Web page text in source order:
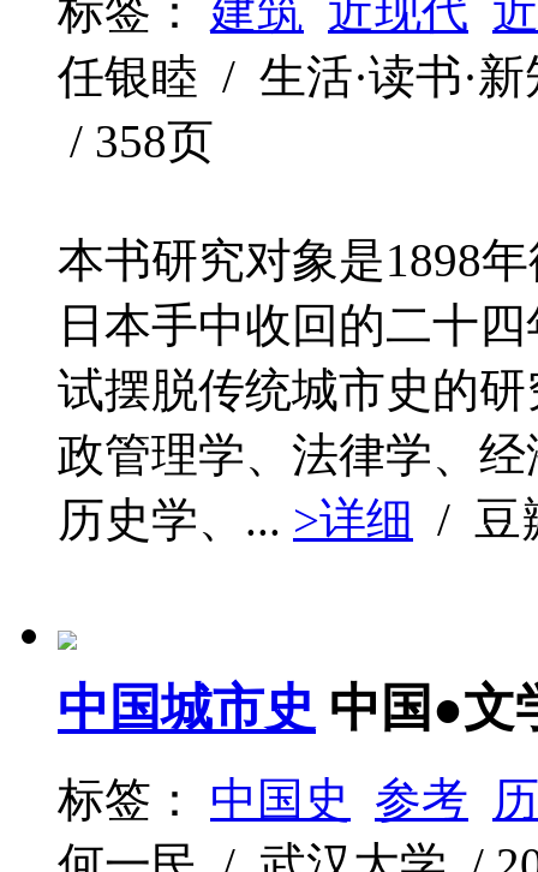
标签： 建筑 近现代
任银睦 / 生活·读书·
/ 358页
本书研究对象是1898
日本手中收回的二十
试摆脱传统城市史的
政管理学、法律学、
历史学、... >详细 / 豆
中国城市史 中国●文
标签： 中国史 参考